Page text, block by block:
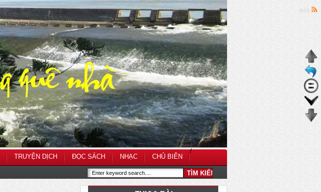
TRUYỆN DỊCH
/
ĐỌC SÁCH NHẠC CHỦ BIÊN
RSS